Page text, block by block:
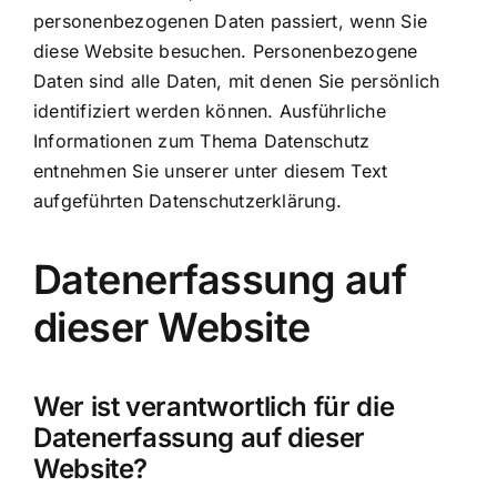
personenbezogenen Daten passiert, wenn Sie
diese Website besuchen. Personenbezogene
Daten sind alle Daten, mit denen Sie persönlich
identifiziert werden können. Ausführliche
Informationen zum Thema Datenschutz
entnehmen Sie unserer unter diesem Text
aufgeführten Datenschutzerklärung.
Datenerfassung auf
dieser Website
Wer ist verantwortlich für die
Datenerfassung auf dieser
Website?